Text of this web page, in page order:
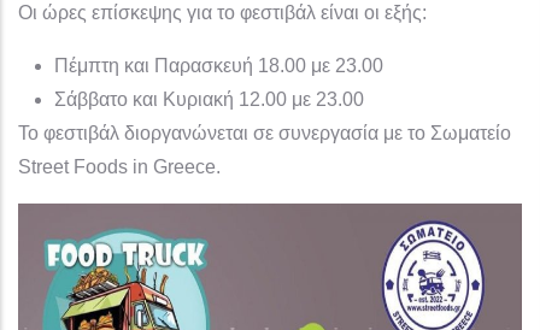
Οι ώρες επίσκεψης για το φεστιβάλ είναι οι εξής:
Πέμπτη και Παρασκευή 18.00 με 23.00
Σάββατο και Κυριακή 12.00 με 23.00
Το φεστιβάλ διοργανώνεται σε συνεργασία με το Σωματείο
Street Foods in Greece.